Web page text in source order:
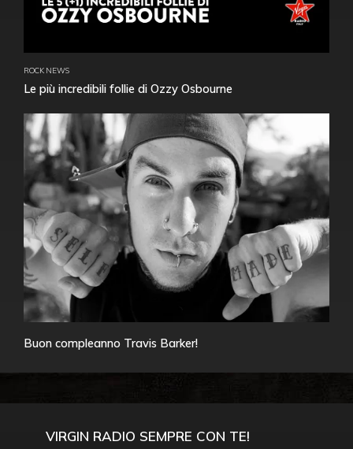
ROCK NEWS
Le più incredibili follie di Ozzy Osbourne
Buon compleanno Travis Barker!
VIRGIN RADIO SEMPRE CON TE!